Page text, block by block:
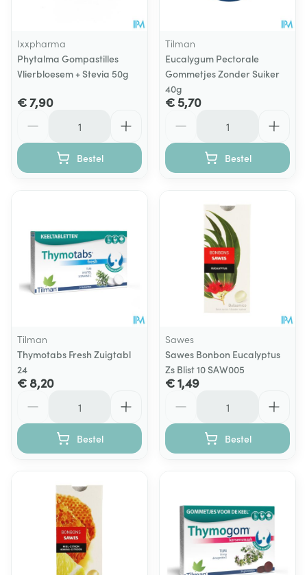
Ixxpharma
Phytalma Gompastilles
Vlierbloesem + Stevia 50g
€ 7,90
Bestel
Tilman
Eucalygum Pectorale
Gommetjes Zonder Suiker
40g
€ 5,70
Bestel
Tilman
Thymotabs Fresh Zuigtabl
24
€ 8,20
Bestel
Sawes
Sawes Bonbon Eucalyptus
Zs Blist 10 SAW005
€ 1,49
Bestel